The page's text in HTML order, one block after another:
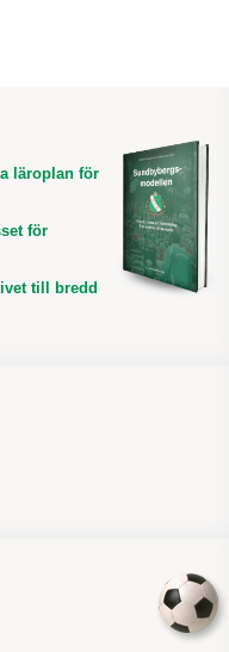
läroplan för
för
till bredd